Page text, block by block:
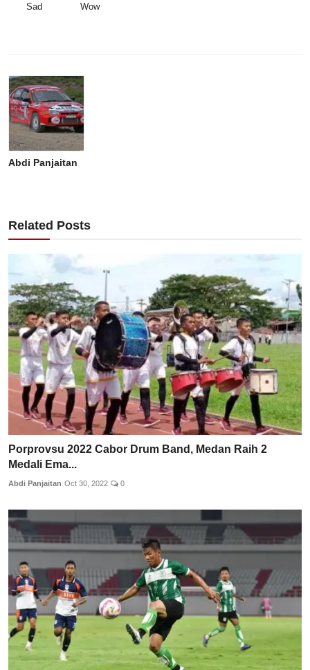
Sad Wow
Abdi Panjaitan
Related Posts
Porprovsu 2022 Cabor Drum Band, Medan Raih 2
Medali Ema...
Abdi Panjaitan Oct 30, 2022 0